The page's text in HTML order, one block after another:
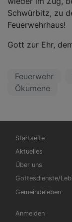
Schwürbitz, zu
Feuerwehrhaus!
Gott zur Ehr,
Feuerwehr
Ökumene
Hauptnavigation
Startseite
Aktuelles
Über uns
Gottesdienste/
Gemeindeleben
Benutzermenü
Anmelden